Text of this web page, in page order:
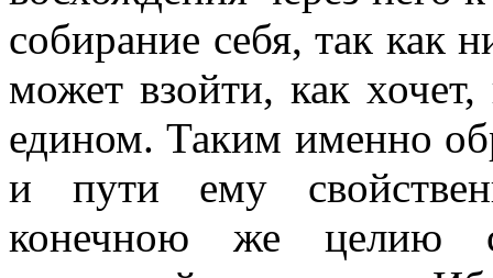
собирание себя, так как
может взойти, как
едином. Таким именно
и пути ему
конечною же целию